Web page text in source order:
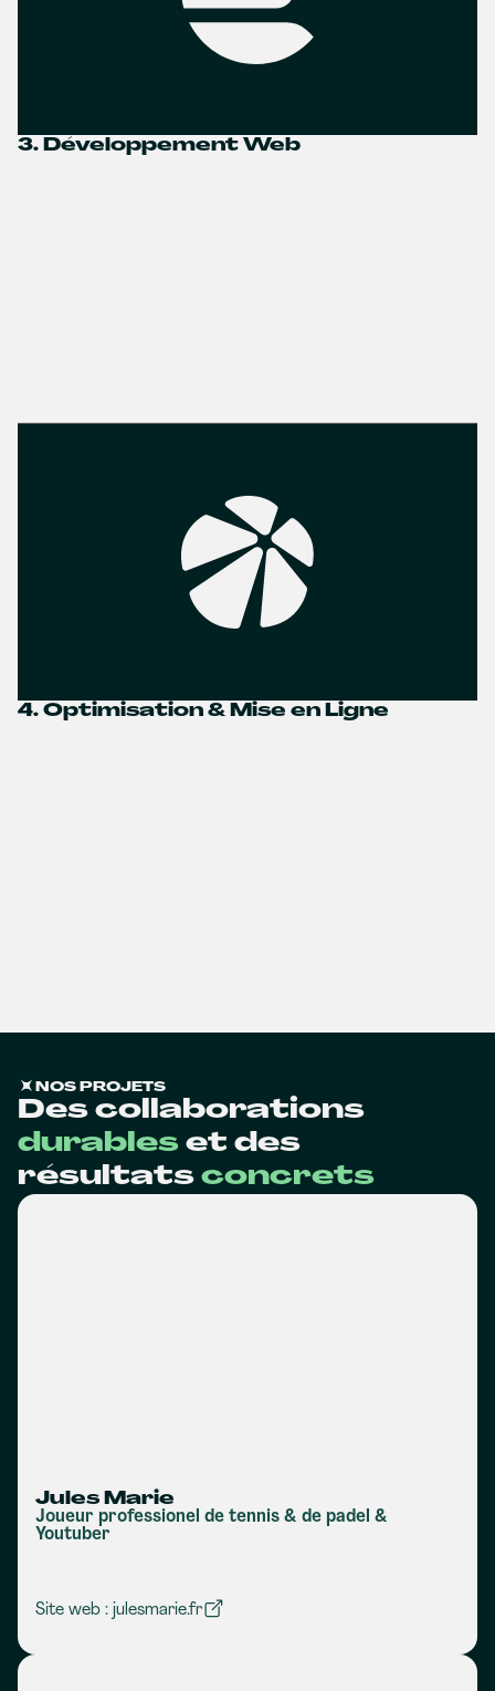
3. Développement Web
4. Optimisation & Mise en Ligne
NOS PROJETS
Des collaborations
durables et des
résultats concrets
Jules Marie
Joueur professionel de tennis & de padel &
Youtuber
Site web : julesmarie.fr